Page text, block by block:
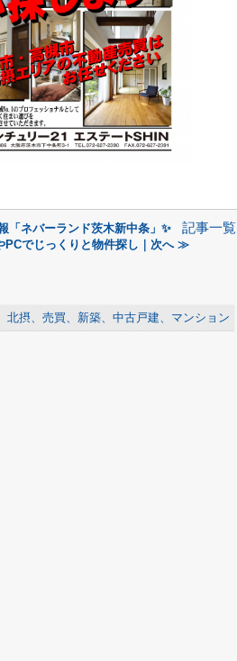
ネバーランド茨木新中条」✨ 記事一覧
PCでじっくりと物件探し｜次へ ≫
北摂、売買、新築、中古戸建、マンション